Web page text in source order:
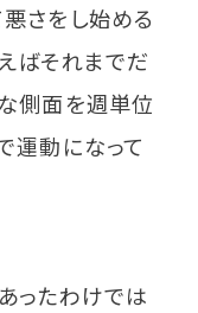
さをし始める
ばそれまでだ
側面を週単位
運動になって
ったわけでは